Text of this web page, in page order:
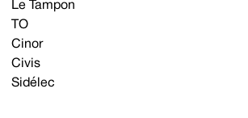
Le Tampon
TO
Cinor
Civis
Sidélec